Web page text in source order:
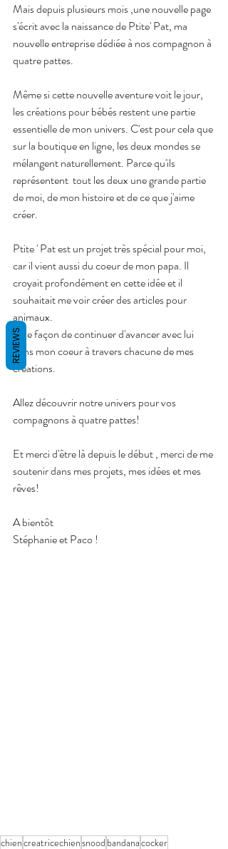
Mais depuis plusieurs mois ,une nouvelle page
s'écrit avec la naissance de Ptite' Pat, ma
nouvelle entreprise dédiée à nos compagnon à
quatre pattes.
Même si cette nouvelle aventure voit le jour,
les créations pour bébés restent une partie
essentielle de mon univers. C'est pour cela que
sur la boutique en ligne, les deux mondes se
mélangent naturellement. Parce qu'ils
représentent  tout les deux une grande partie
de moi, de mon histoire et de ce que j'aime
créer.
Ptite ' Pat est un projet très spécial pour moi,
car il vient aussi du coeur de mon papa. Il
croyait profondément en cette idée et il
souhaitait me voir créer des articles pour
animaux.
Une façon de continuer d'avancer avec lui
dans mon coeur à travers chacune de mes
créations.
Allez découvrir notre univers pour vos
compagnons à quatre pattes!
Et merci d'être là depuis le début , merci de me
soutenir dans mes projets, mes idées et mes
rêves!
A bientôt
Stéphanie et Paco !
chiencreatricechiensnood bandanacocker
REVIEWS